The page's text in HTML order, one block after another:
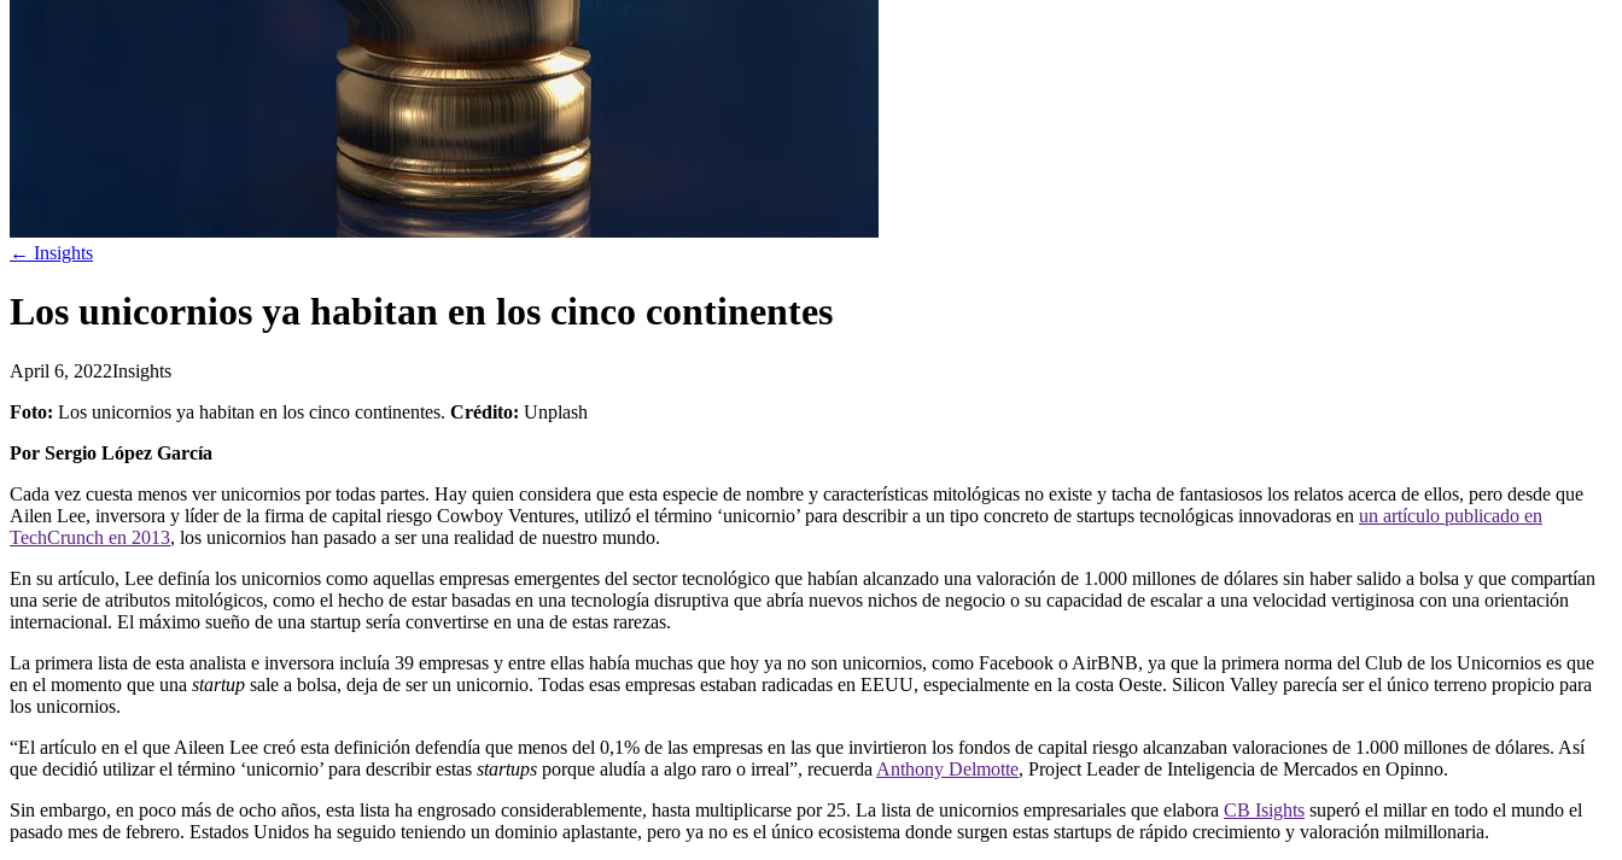
← Insights
Los unicornios ya habitan en los cinco continentes
April 6, 2022Insights
Foto: Los unicornios ya habitan en los cinco continentes. Crédito: Unplash
Por Sergio López García
Cada vez cuesta menos ver unicornios por todas partes. Hay quien considera que esta especie de nombre y características mitológicas no existe y tacha de fantasiosos los relatos acerca de ellos, pero desde que
Ailen Lee, inversora y líder de la firma de capital riesgo Cowboy Ventures, utilizó el término ‘unicornio’ para describir a un tipo concreto de startups tecnológicas innovadoras en un artículo publicado en
TechCrunch en 2013, los unicornios han pasado a ser una realidad de nuestro mundo.
En su artículo, Lee definía los unicornios como aquellas empresas emergentes del sector tecnológico que habían alcanzado una valoración de 1.000 millones de dólares sin haber salido a bolsa y que compartían
una serie de atributos mitológicos, como el hecho de estar basadas en una tecnología disruptiva que abría nuevos nichos de negocio o su capacidad de escalar a una velocidad vertiginosa con una orientación
internacional. El máximo sueño de una startup sería convertirse en una de estas rarezas.
La primera lista de esta analista e inversora incluía 39 empresas y entre ellas había muchas que hoy ya no son unicornios, como Facebook o AirBNB, ya que la primera norma del Club de los Unicornios es que
en el momento que una startup sale a bolsa, deja de ser un unicornio. Todas esas empresas estaban radicadas en EEUU, especialmente en la costa Oeste. Silicon Valley parecía ser el único terreno propicio para
los unicornios.
“El artículo en el que Aileen Lee creó esta definición defendía que menos del 0,1% de las empresas en las que invirtieron los fondos de capital riesgo alcanzaban valoraciones de 1.000 millones de dólares. Así
que decidió utilizar el término ‘unicornio’ para describir estas startups porque aludía a algo raro o irreal”, recuerda Anthony Delmotte, Project Leader de Inteligencia de Mercados en Opinno.
Sin embargo, en poco más de ocho años, esta lista ha engrosado considerablemente, hasta multiplicarse por 25. La lista de unicornios empresariales que elabora CB Isights superó el millar en todo el mundo el
pasado mes de febrero. Estados Unidos ha seguido teniendo un dominio aplastante, pero ya no es el único ecosistema donde surgen estas startups de rápido crecimiento y valoración milmillonaria.